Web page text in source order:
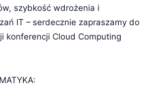
szybkość wdrożenia i
IT – serdecznie zapraszamy do
konferencji Cloud Computing